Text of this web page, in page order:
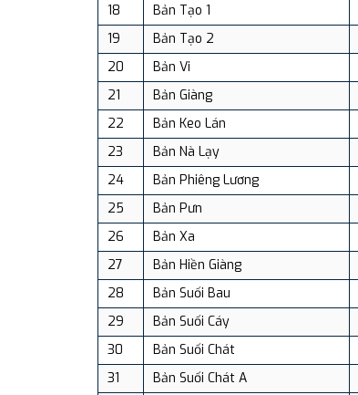
18
Bản Tạo 1
19
Bản Tạo 2
20
Bản Vi
21
Bản Giàng
22
Bản Keo Lán
23
Bản Nà Lạy
24
Bản Phiêng Lương
25
Bản Pưn
26
Bản Xa
27
Bản Hiền Giàng
28
Bản Suối Bau
29
Bản Suối Cáy
30
Bản Suối Chát
31
Bản Suối Chát A